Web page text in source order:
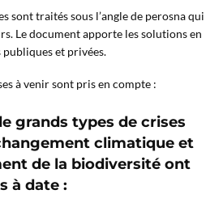
sont traités sous l’angle de perosna qui
Le document apporte les solutions en
et privées.
à venir sont pris en compte :
grands types de crises
climatique et
de la biodiversité ont
à date :